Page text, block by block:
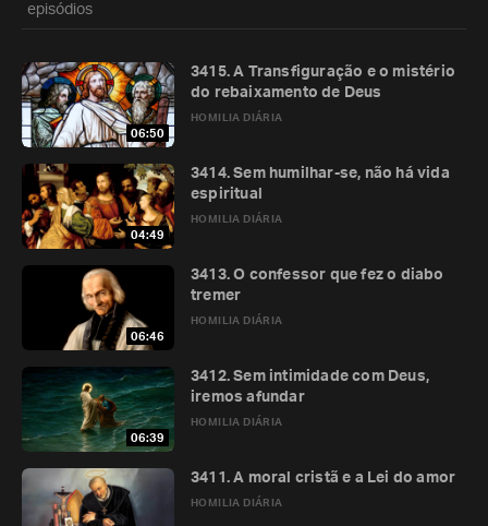
episódios
06:50
HOMILIA DIÁRIA
3415. A Transfiguração e o mistério
do rebaixamento de Deus
04:49
HOMILIA DIÁRIA
3414. Sem humilhar-se, não há vida
espiritual
06:46
HOMILIA DIÁRIA
3413. O confessor que fez o diabo
tremer
06:39
HOMILIA DIÁRIA
3412. Sem intimidade com Deus,
iremos afundar
HOMILIA DIÁRIA
3411. A moral cristã e a Lei do amor